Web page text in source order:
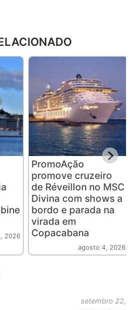
2026
PromoAção
promove cruzeiro
de Réveillon no MSC
Divina com shows a
bordo e parada na
virada em
Copacabana
agosto 4, 2026
setembro 22,